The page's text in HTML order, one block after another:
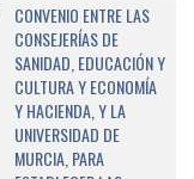
CONVENIO ENTRE LAS
CONSEJERÍAS DE
SANIDAD, EDUCACIÓN Y
CULTURA Y ECONOMÍA
Y HACIENDA, Y LA
UNIVERSIDAD DE
MURCIA, PARA